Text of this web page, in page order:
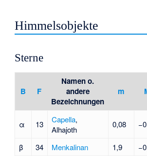
Himmelsobjekte
Sterne
B F
Namen o.
andere
Bezeichnungen
m
α 13 Capella,
Alhajoth
0,08
β 34 Menkalinan 1,9